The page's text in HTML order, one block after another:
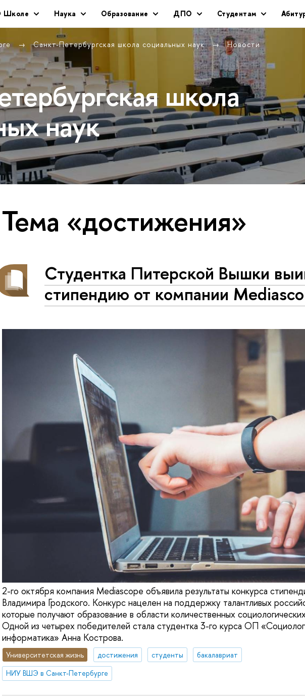
Школе Наука Образование ДПО Студентам
Санкт-Петербургская школа социальных наук Новости
школа
наук
Тема «достижения»
Студентка Питерской Вышки
стипендию от компании
2-го октября компания Mediascope объявила результаты конкурса
Владимира Гродского. Конкурс нацелен на поддержку талантливых
которые получают образование в области количественных
Одной из четырех победителей стала студентка 3-го курса ОП
информатика» Анна Кострова.
Университетская жизнь достижения студенты
бакалавриат
НИУ ВШЭ в Санкт-Петербурге